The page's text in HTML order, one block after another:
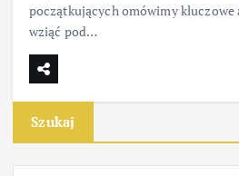
początkujących omówimy kluczowe
wziąć pod…
Szukaj